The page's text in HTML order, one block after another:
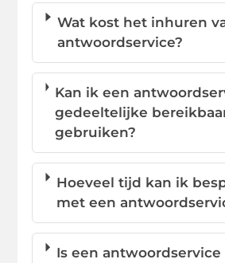
Wat kost het inhuren
antwoordservice?
Kan ik een
gedeeltelijke
gebruiken?
Hoeveel tijd kan ik
met een
Is een